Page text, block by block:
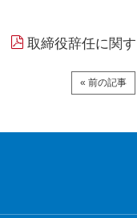
取締役辞任に関
« 前の記事